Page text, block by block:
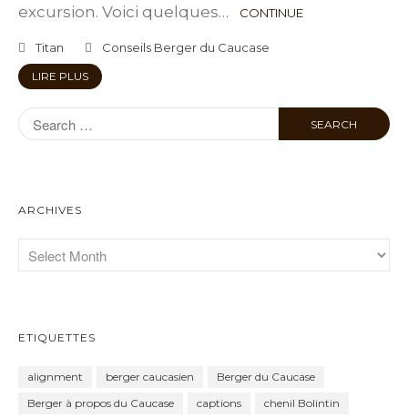
excursion. Voici quelques…
CONTINUE
Titan Conseils Berger du Caucase
LIRE PLUS
ARCHIVES
ETIQUETTES
alignment berger caucasien
Berger du Caucase
Berger à propos du Caucase
captions
chenil Bolintin